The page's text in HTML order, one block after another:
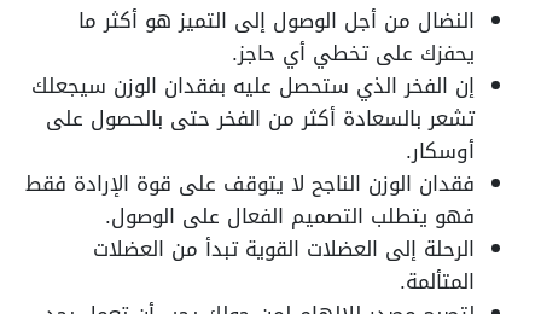
النضال من أجل الوصول إلى التميز هو أكثر ما
يحفزك على تخطي أي حاجز.
إن الفخر الذي ستحصل عليه بفقدان الوزن سيجعلك
تشعر بالسعادة أكثر من الفخر حتى بالحصول على
أوسكار.
فقدان الوزن الناجح لا يتوقف على قوة الإرادة فقط
فهو يتطلب التصميم الفعال على الوصول.
الرحلة إلى العضلات القوية تبدأ من العضلات
المتألمة.